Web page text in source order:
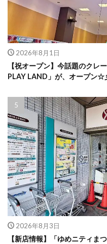
2026年8月1日
【祝オープン】今話題のクレ
PLAY LAND」が、オープン☆
2026年8月3日
【新店情報】「ゆめニティま